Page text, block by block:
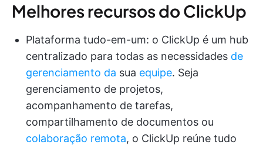
Melhores recursos do ClickUp
Plataforma tudo-em-um: o ClickUp é um hub
centralizado para todas as necessidades de
gerenciamento da sua equipe. Seja
gerenciamento de projetos,
acompanhamento de tarefas,
compartilhamento de documentos ou
colaboração remota, o ClickUp reúne tudo